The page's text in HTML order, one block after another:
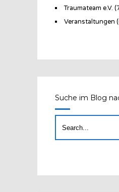
Traumateam e.V.
Veranstaltungen
Suche im Blog